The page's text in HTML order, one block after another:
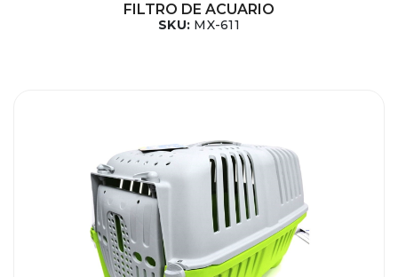
FILTRO DE ACUARIO
SKU: MX-611